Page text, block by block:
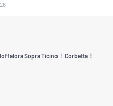
Sopra Ticino Corbetta